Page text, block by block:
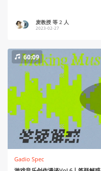
麦教授 等 2 人
2023-02-27
60:09
Gadio Spec